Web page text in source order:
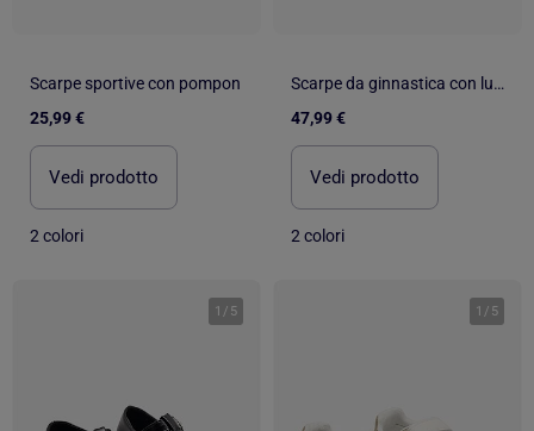
Scarpe sportive con pompon
25,99 €
Vedi prodotto
2 colori
Scarpe da ginnastica con luci con stampa Minnie
47,99 €
Vedi prodotto
2 colori
1 / 5 1 / 5